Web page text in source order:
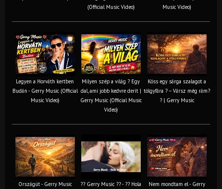
(Official Music Video)
Music Video)
Legyen a Horváth kertben
Budán - Gerry Music (Official
Music Video)
Milyen szép a világ ? Egy
dal, ami jobb kedvre derít |
Gerry Music (Official Music
Video)
Köss egy sárga szalagot a
tölgyfára ?️ – Vársz még rám?
? | Gerry Music
Országút - Gerry Music
?? Gerry Music ?? - ?? Hola
Nem mondtam el - Gerry